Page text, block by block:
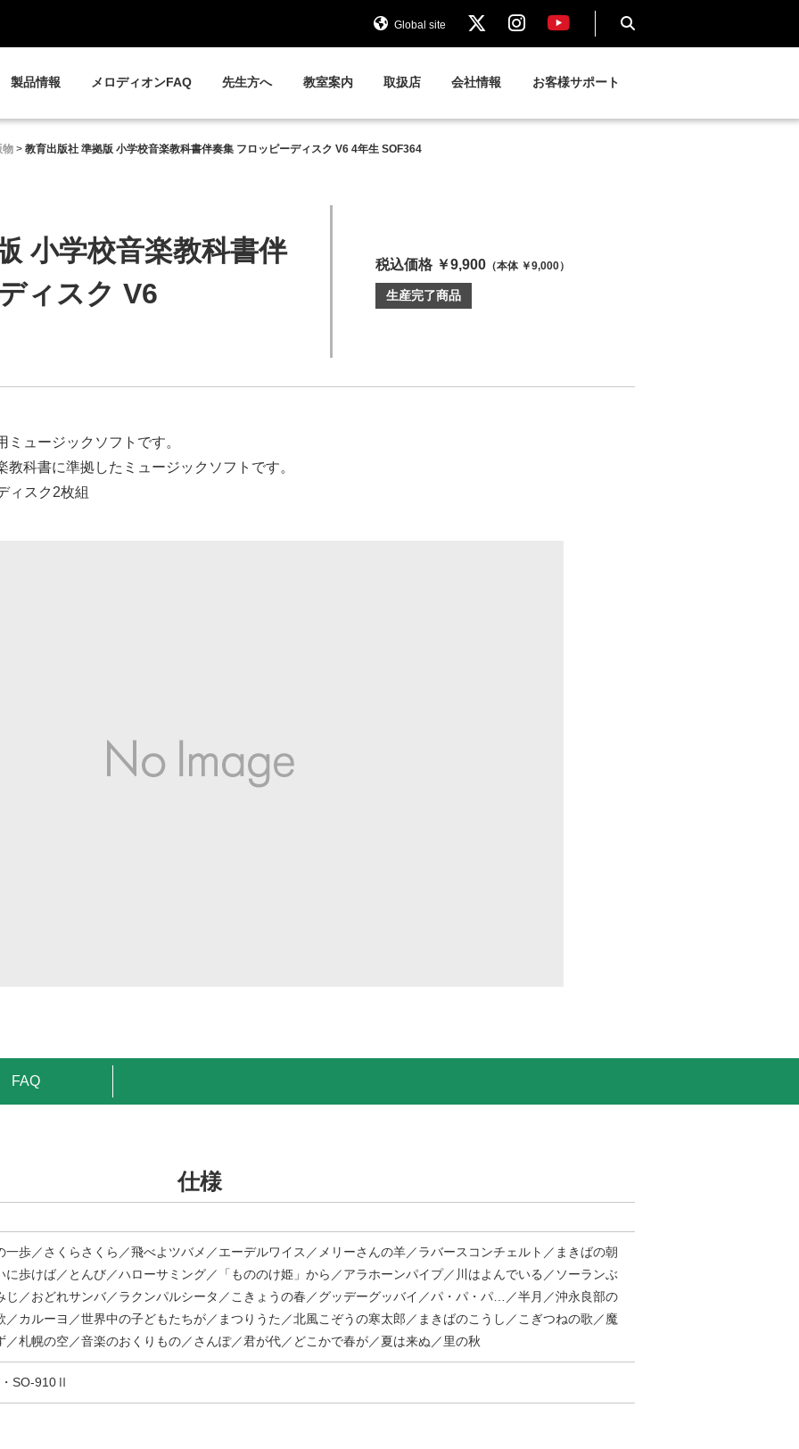
Global site
製品情報 メロディオンFAQ 先生方へ 教室案内 取扱店 会社情報 お客様サポート
物 > 教育出版社 準拠版 小学校音楽教科書伴奏集 フロッピーディスク V6 4年生 SOF364
小学校音楽教科書伴
ィスク V6
税込価格 ￥9,900 （本体 ￥9,000）
生産完了商品
ミュージックソフトです。
教科書に準拠したミュージックソフトです。
ィスク2枚組
FAQ
仕様
一歩／さくらさくら／飛べよツバメ／エーデルワイス／メリーさんの羊／ラバースコンチェルト／まきばの朝
に歩けば／とんび／ハローサミング／「もののけ姫」から／アラホーンパイプ／川はよんでいる／ソーランぶ
じ／おどれサンバ／ラクンパルシータ／こきょうの春／グッデーグッバイ／パ・パ・パ…／半月／沖永良部の
／カルーヨ／世界中の子どもたちが／まつりうた／北風こぞうの寒太郎／まきばのこうし／こぎつねの歌／魔
／札幌の空／音楽のおくりもの／さんぽ／君が代／どこかで春が／夏は来ぬ／里の秋
SO-910Ⅱ